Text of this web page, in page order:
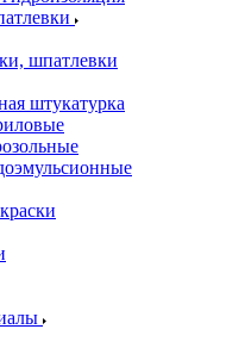
шпатлевки
штукатурка